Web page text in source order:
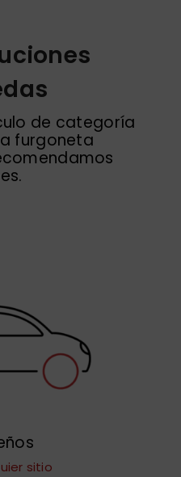
de categoría
furgoneta
sitio